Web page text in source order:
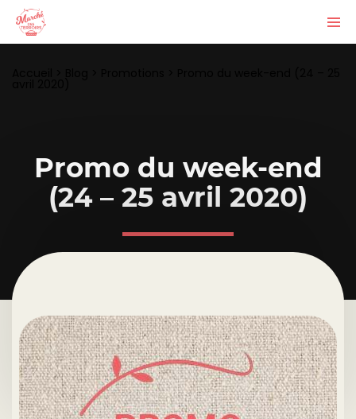
Promo du week-end
(24 – 25 avril 2020)